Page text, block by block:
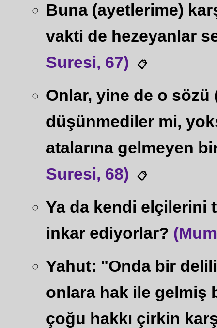
Buna (ayetlerime)
vakti de hezeyanlar
Suresi, 67)
📋
Onlar, yine de o sözü
düşünmediler mi,
atalarına gelmeyen
Suresi, 68)
📋
Ya da kendi elçilerini
inkar ediyorlar?
Yahut: "Onda bir
onlara hak ile gelmiş
çoğu hakkı çirkin